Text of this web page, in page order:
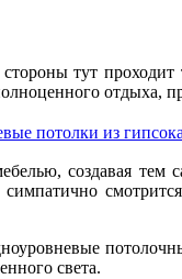
тут
потолки из
создавая тем
света.